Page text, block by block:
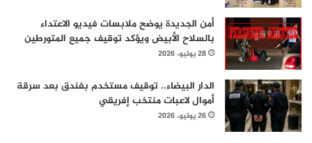
أمن الجديدة يوضح ملابسات فيديو الاعتداء
بالسلاح الأبيض ويؤكد توقيف جميع المتورطين
28 يوليو، 2026
الدار البيضاء.. توقيف مستخدم بفندق بعد سرقة
أموال لاعبات منتخب إفريقي
26 يوليو، 2026